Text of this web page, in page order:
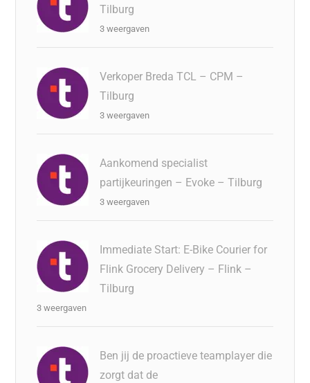
Tilburg
3 weergaven
Verkoper Breda TCL – CPM –
Tilburg
3 weergaven
Aankomend specialist
partijkeuringen – Evoke – Tilburg
3 weergaven
Immediate Start: E-Bike Courier for
Flink Grocery Delivery – Flink –
Tilburg
3 weergaven
Ben jij de proactieve teamplayer die
zorgt dat de